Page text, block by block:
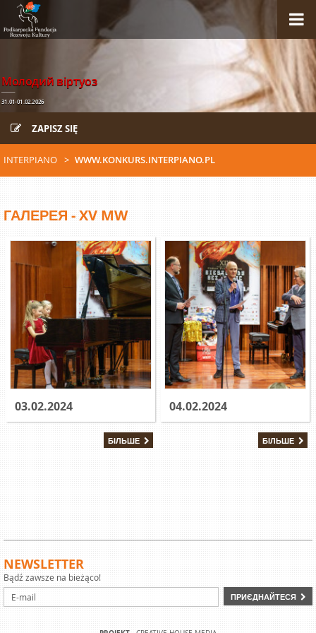
Молодий віртуоз
31.01-01.02.2026
ZAPISZ SIĘ
INTERPIANO WWW.KONKURS.INTERPIANO.PL
ГАЛЕРЕЯ - XV MW
03.02.2024
БІЛЬШЕ
04.02.2024
БІЛЬШЕ
NEWSLETTER
Bądź zawsze na bieżąco!
ПРИЄДНАЙТЕСЯ